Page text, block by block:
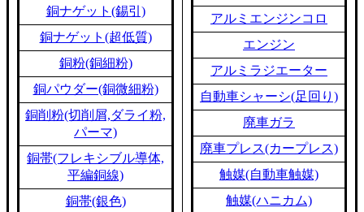
銅ナゲット(錫引)
銅ナゲット(超低質)
銅粉(銅細粉)
銅パウダー(銅微細粉)
銅削粉(切削屑,ダライ粉,
パーマ)
銅帯(フレキシブル導体,
平編銅線)
銅帯(銀色)
アルミエンジンコロ
エンジン
アルミラジエーター
自動車シャーシ(足回り)
廃車ガラ
廃車プレス(カープレス)
触媒(自動車触媒)
触媒(ハニカム)